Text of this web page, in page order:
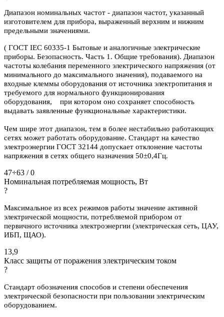
Диапазон номинальных частот - диапазон частот, указанный
изготовителем для прибора, выраженный верхним и нижним
предельными значениями.
( ГОСТ IEC 60335-1 Бытовые и аналогичные электрические
приборы. Безопасность. Часть 1. Общие требования). Диапазон
частоты колебания переменного электрического напряжения (от
минимального до максимального значения), подаваемого на
входные клеммы оборудования от источника электропитания и
требуемого для нормального функционирования
оборудования, при котором оно сохраняет способность
выдавать заявленные функциональные характеристики.
Чем шире этот диапазон, тем в более нестабильно работающих
сетях может работать оборудование. Стандарт на качество
электроэнергии ГОСТ 32144 допускает отклонение частоты
напряжения в сетях общего назначения 50±0,4Гц.
47÷63 / 0
Номинальная потребляемая мощность, Вт
?
Максимальное из всех режимов работы значение активной
электрической мощности, потребляемой прибором от
первичного источника электроэнергии (электрическая сеть, ЦАУ,
ИБП, ЩАО).
13,9
Класс защиты от поражения электрическим током
?
Стандарт обозначения способов и степени обеспечения
электрической безопасности при пользовании электрическим
оборудованием.